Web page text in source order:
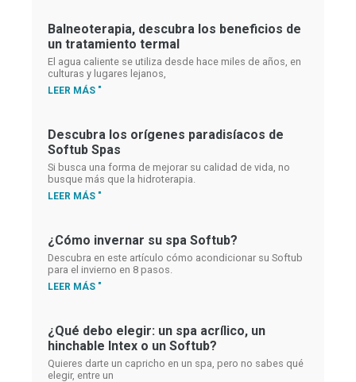
Balneoterapia, descubra los beneficios de
un tratamiento termal
El agua caliente se utiliza desde hace miles de años, en
culturas y lugares lejanos,
LEER MÁS "
Descubra los orígenes paradisíacos de
Softub Spas
Si busca una forma de mejorar su calidad de vida, no
busque más que la hidroterapia.
LEER MÁS "
¿Cómo invernar su spa Softub?
Descubra en este artículo cómo acondicionar su Softub
para el invierno en 8 pasos.
LEER MÁS "
¿Qué debo elegir: un spa acrílico, un
hinchable Intex o un Softub?
Quieres darte un capricho en un spa, pero no sabes qué
elegir, entre un